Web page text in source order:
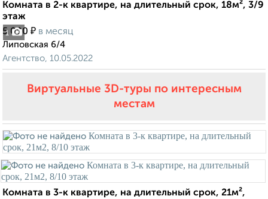
1
Комната в 2-к квартире, на длительный срок, 18м², 3/9
этаж
5 000 ₽ в месяц
Липовская 6/4
Агентство, 10.05.2022
Виртуальные 3D-туры по интересным
местам
Комната в 3-к квартире, на длительный срок, 21м²,